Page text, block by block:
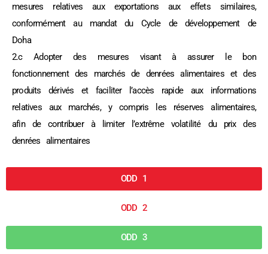
mesures relatives aux exportations aux effets similaires,
conformément au mandat du Cycle de développement de
Doha
2.c Adopter des mesures visant à assurer le bon
fonctionnement des marchés de denrées alimentaires et des
produits dérivés et faciliter l’accès rapide aux informations
relatives aux marchés, y compris les réserves alimentaires,
afin de contribuer à limiter l’extrême volatilité du prix des
denrées alimentaires
ODD 1
ODD 2
ODD 3